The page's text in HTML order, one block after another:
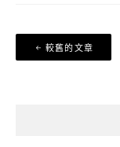
文
章
較舊的文章